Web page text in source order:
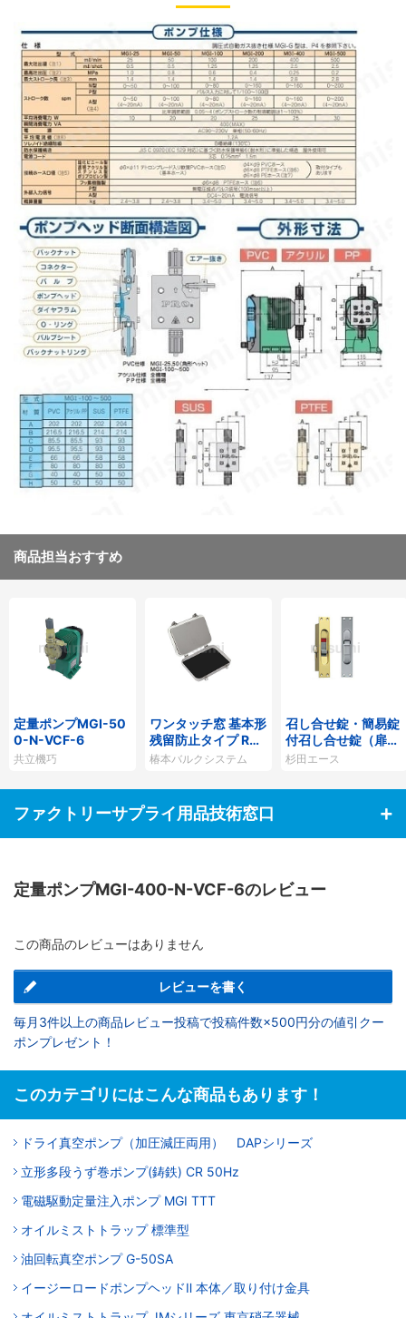
商品担当おすすめ
定量ポンプMGI-50
0-N-VCF-6
共立機巧
ワンタッチ窓 基本形
残留防止タイプ Rシ
リーズ
椿本バルクシステム
召し合せ錠・簡易錠
付召し合せ錠（扉厚
30以上用）
杉田エース
ファクトリーサプライ用品技術窓口
定量ポンプMGI-400-N-VCF-6のレビュー
この商品のレビューはありません
レビューを書く
毎月3件以上の商品レビュー投稿で投稿件数×500円分の値引クー
ポンプレゼント！
このカテゴリにはこんな商品もあります！
ドライ真空ポンプ（加圧減圧両用） DAPシリーズ
立形多段うず巻ポンプ(鋳鉄) CR 50Hz
電磁駆動定量注入ポンプ MGI TTT
オイルミストトラップ 標準型
油回転真空ポンプ G-50SA
イージーロードポンプヘッドⅡ 本体／取り付け金具